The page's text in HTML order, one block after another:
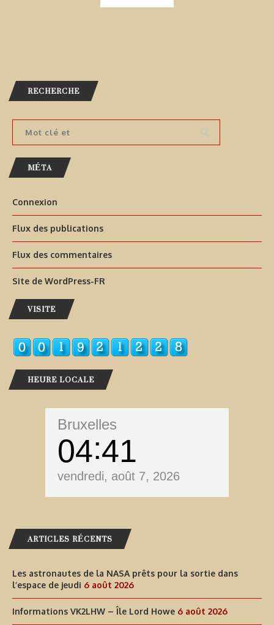
RECHERCHE
MÉTA
Connexion
Flux des publications
Flux des commentaires
Site de WordPress-FR
VISITE
HEURE LOCALE
Bruxelles
04 41
vendredi, août 7, 2026
ARTICLES RÉCENTS
Les astronautes de la NASA prêts pour la sortie dans
l’espace de jeudi 6 août 2026
Informations VK2LHW – Île Lord Howe 6 août 2026